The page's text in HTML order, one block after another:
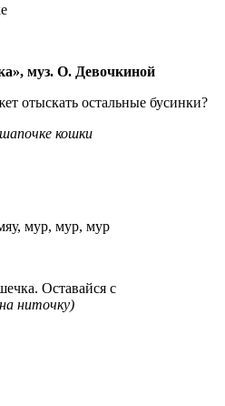
муз. О. Девочкиной
отыскать остальные бусинки?
кошки
мур, мур, мур
Оставайся с
ниточку)